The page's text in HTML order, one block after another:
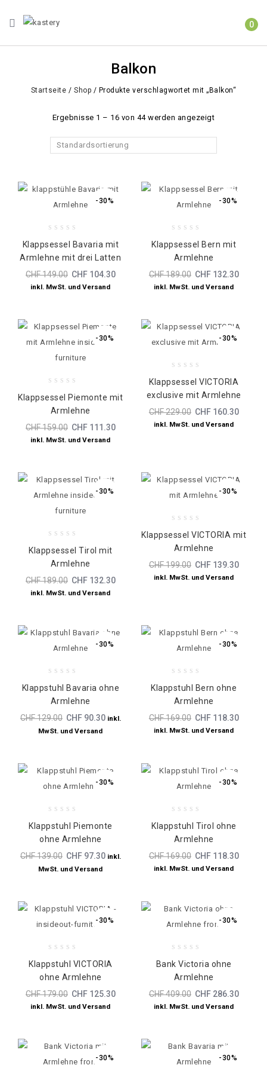
0
Balkon
Startseite /Shop / Produkte verschlagwortet mit „Balkon“
Ergebnisse 1 – 16 von 44 werden angezeigt
Standardsortierung
-30%
out
of
Klappsessel Bavaria mit
Armlehne mit drei Latten
CHF149.00 CHF104.30
inkl. MwSt. und Versand
-30%
out
of
Klappsessel Bern mit
Armlehne
CHF189.00 CHF132.30
inkl. MwSt. und Versand
-30%
out
of
Klappsessel Piemonte mit
Armlehne
CHF159.00 CHF111.30
inkl. MwSt. und Versand
-30%
out
of
Klappsessel VICTORIA
exclusive mit Armlehne
CHF229.00 CHF160.30
inkl. MwSt. und Versand
-30%
out
of
Klappsessel Tirol mit
Armlehne
CHF189.00 CHF132.30
inkl. MwSt. und Versand
-30%
out
of
Klappsessel VICTORIA mit
Armlehne
CHF199.00 CHF139.30
inkl. MwSt. und Versand
-30%
out
of
Klappstuhl Bavaria ohne
Armlehne
CHF129.00 CHF90.30 inkl.
MwSt. und Versand
-30%
out
of
Klappstuhl Bern ohne
Armlehne
CHF169.00 CHF118.30
inkl. MwSt. und Versand
-30%
out
of
Klappstuhl Piemonte
ohne Armlehne
CHF139.00 CHF97.30 inkl.
MwSt. und Versand
-30%
out
of
Klappstuhl Tirol ohne
Armlehne
CHF169.00 CHF118.30
inkl. MwSt. und Versand
-30%
out
of
Klappstuhl VICTORIA
ohne Armlehne
CHF179.00 CHF125.30
inkl. MwSt. und Versand
-30%
out
of
Bank Victoria ohne
Armlehne
CHF409.00 CHF286.30
inkl. MwSt. und Versand
-30% -30%